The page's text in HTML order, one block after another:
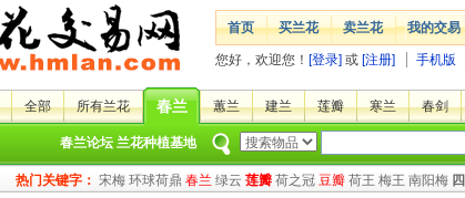
首页 买兰花 卖兰花 我的交易
您好，欢迎您！ [登录] 或 [注册] 手机版
全部 所有兰花 春兰 蕙兰 建兰 莲瓣 寒兰 春剑
春兰论坛 兰花种植基地
热门关键字： 宋梅 环球荷鼎 春兰 绿云 莲瓣 荷之冠 豆瓣 荷王 梅王 南阳梅